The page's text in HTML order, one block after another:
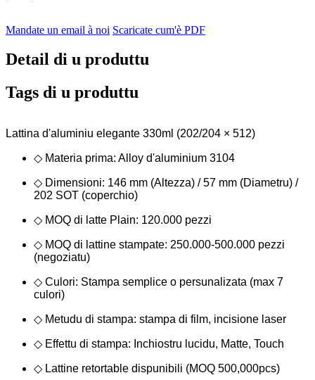
Mandate un email à noi Scaricate cum'è PDF
Detail di u produttu
Tags di u produttu
Lattina d'aluminiu elegante 330ml (202/204 × 512)
◇ Materia prima: Alloy d'aluminium 3104
◇ Dimensioni: 146 mm (Altezza) / 57 mm (Diametru) /
202 SOT (coperchio)
◇ MOQ di latte Plain: 120.000 pezzi
◇ MOQ di lattine stampate: 250.000-500.000 pezzi
(negoziatu)
◇ Culori: Stampa semplice o persunalizata (max 7
culori)
◇ Metudu di stampa: stampa di film, incisione laser
◇ Effettu di stampa: Inchiostru lucidu, Matte, Touch
◇ Lattine retortable dispunibili (MOQ 500,000pcs)